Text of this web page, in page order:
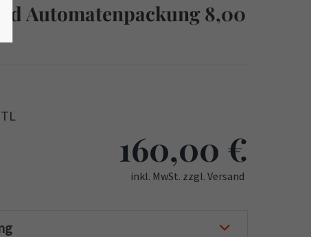
Automatenpackung 8,00
160,00 €
inkl. MwSt. zzgl. Versand